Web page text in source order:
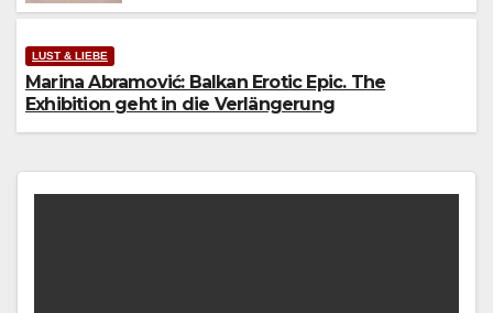
LUST & LIEBE
Marina Abramović: Balkan Erotic Epic. The
Exhibition geht in die Verlängerung